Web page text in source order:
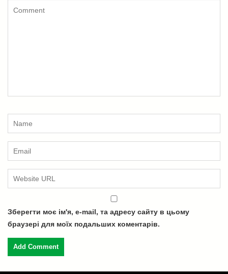
Зберегти моє ім'я, e-mail, та адресу сайту в цьому
браузері для моїх подальших коментарів.